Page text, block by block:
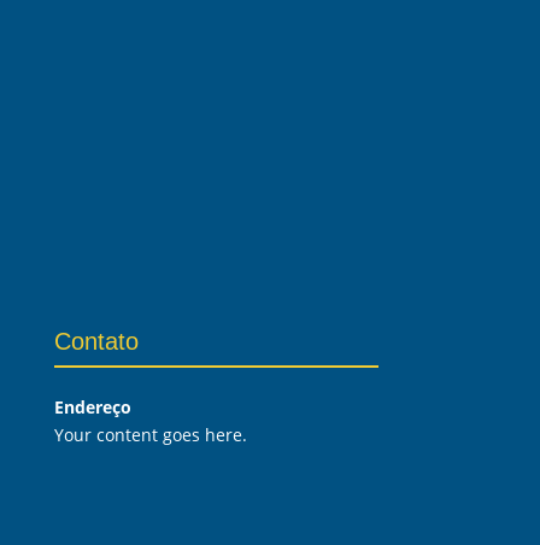
Contato
Endereço
Your content goes here.